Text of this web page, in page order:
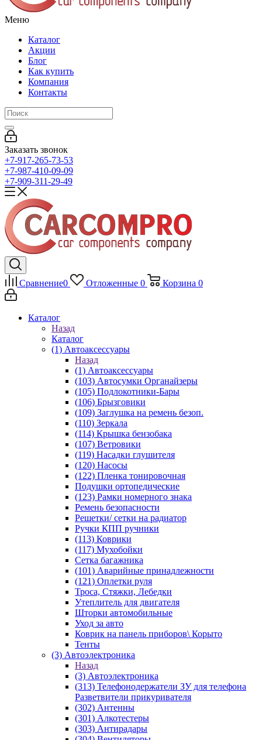
Меню
Каталог
Акции
Блог
Как купить
Компания
Контакты
Заказать звонок
+7-917-265-73-53
+7-987-410-09-09
+7-909-311-29-49
Сравнение0 Отложенные 0 Корзина 0
Каталог
Назад
Каталог
(1) Автоаксессуары
Назад
(1) Автоаксессуары
(103) Автосумки Органайзеры
(105) Подлокотники-Бары
(106) Брызговики
(109) Заглушка на ремень безоп.
(110) Зеркала
(114) Крышка бензобака
(107) Ветровики
(119) Насадки глушителя
(120) Насосы
(122) Пленка тонировочная
Подушки ортопедические
(123) Рамки номерного знака
Ремень безопасности
Решетки/ сетки на радиатор
Ручки КПП ручники
(113) Коврики
(117) Мухобойки
Сетка багажника
(101) Аварийные принадлежности
(121) Оплетки руля
Троса, Стяжки, Лебедки
Утеплитель для двигателя
Шторки автомобильные
Уход за авто
Коврик на панель приборов\ Корыто
Тенты
(3) Автоэлектроника
Назад
(3) Автоэлектроника
(313) Телефонодержатели ЗУ для телефона
Разветвители прикуривателя
(302) Антенны
(301) Алкотестеры
(303) Антирадары